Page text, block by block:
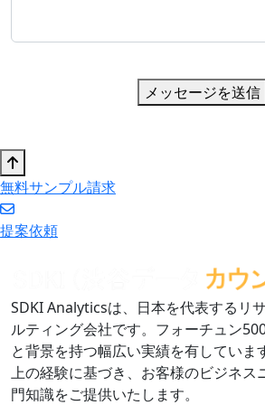
メッセージを送信
無料サンプル請求
提案依頼
SDKI Analyticsは、日本を代表するリ
ルティング会社です。フォーチュン
と背景を持つ幅広い実績を有していま
上の経験に基づき、お客様のビジネス
門知識をご提供いたします。